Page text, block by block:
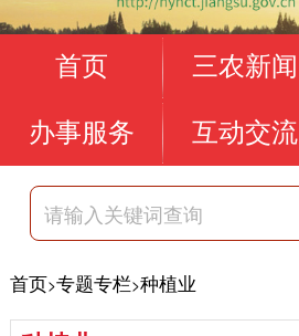
首页 三农新闻
办事服务 互动交流
首页>专题专栏>种植业